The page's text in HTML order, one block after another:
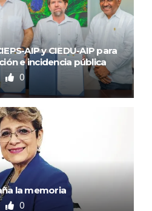
AIP y CIEDU-AIP para
e incidencia pública
0
la memoria
0